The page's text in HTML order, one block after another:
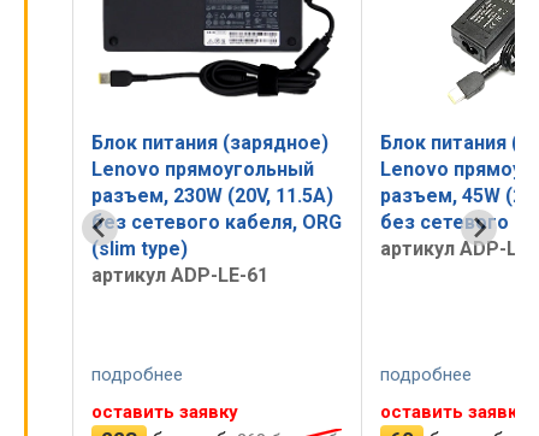
Блок питания (зарядное)
Lenovo прямоугольный
разъем, 45W (20V, 2.25A)
без сетевого кабеля
артикул ADP-LE-47
подробнее
оставить заявку
Блок питания
Lenovo
разъем, 45W
без сетевого
артикул ADP-
подробнее
оставить заявку